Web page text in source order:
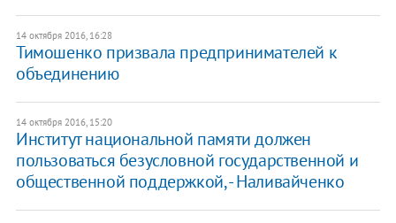
14 октября 2016, 16:28
Тимошенко призвала предпринимателей к
объединению
14 октября 2016, 15:20
Институт национальной памяти должен
пользоваться безусловной государственной и
общественной поддержкой, - Наливайченко